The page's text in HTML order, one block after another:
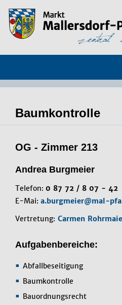
Baumkontrolle
OG - Zimmer 213
Andrea Burgmeier
Telefon: 0 87 72 / 8 07 - 42
E-Mai: a.burgmeier@mal-
Vertretung: Carmen
Aufgabenbereiche:
Abfallbeseitigung
Baumkontrolle
Bauordnungsrecht